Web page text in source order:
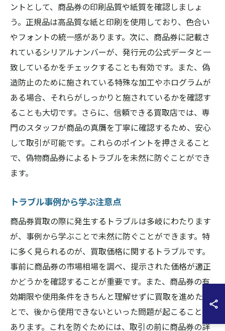
ントとして、商品券の印刷品質や紙質を確認しましょ
う。正規品は高品質な紙と印刷を使用しており、色合い
やフォントの統一感があります。次に、商品券に記載さ
れているシリアルナンバーが、発行元の公式データと一
致しているかをチェックすることも有効です。また、偽
造防止のために施されている特殊な加工やホログラムが
ある場合、それらがしっかりと施されているかを確認す
ることも大切です。さらに、信頼できる買取店では、専
門のスタッフが商品の真贋を丁寧に確認するため、安心
して取引が可能です。これらのポイントを押さえること
で、偽物商品券によるトラブルを未然に防ぐことができ
ます。
トラブル事例から学ぶ注意点
商品券買取の際に発生するトラブルは多岐にわたります
が、事例から学ぶことで未然に防ぐことができます。特
に多く見られるのが、買取価格に関するトラブルです。
事前に商品券の市場相場を調べ、提示された価格が適正
かどうかを確認することが重要です。また、商品券の有
効期限や使用条件をきちんと理解せずに買取を進めたこ
とで、後から使用できないといった問題が起こることが
あります。これを防ぐためには、取引の前に商品券の詳